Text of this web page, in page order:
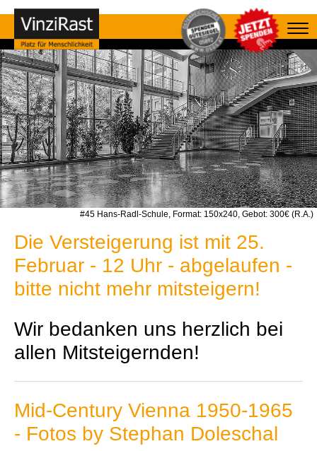
#45 Hans-Radl-Schule, Format: 150x240, Gebot: 300€ (R.A.)
Die Versteigerung ist mit 25.
Februar - 12 Uhr - abgelaufen -
bitte nicht mehr mitsteigern!
Wir bedanken uns herzlich bei
allen Mitsteigernden!
Mid-Century Vienna 1950-1965
- Fotos by Stephan Doleschal